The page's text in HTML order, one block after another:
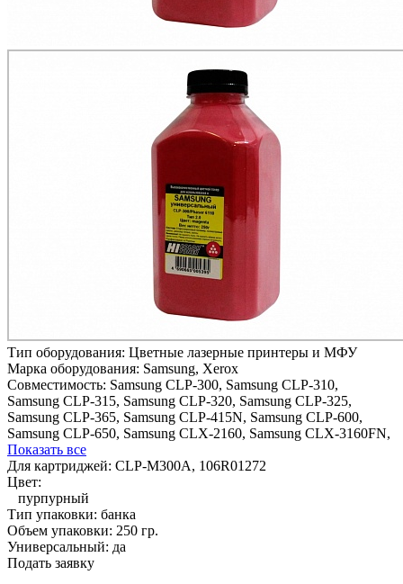
Тип оборудования: Цветные лазерные принтеры и МФУ
Марка оборудования: Samsung, Xerox
Совместимость: Samsung CLP-300, Samsung CLP-310,
Samsung CLP-315, Samsung CLP-320, Samsung CLP-325,
Samsung CLP-365, Samsung CLP-415N, Samsung CLP-600,
Samsung CLP-650, Samsung CLX-2160, Samsung CLX-3160FN,
Показать все
Для картриджей: CLP-M300A, 106R01272
Цвет:
пурпурный
Тип упаковки: банка
Объем упаковки: 250 гр.
Универсальный: да
Подать заявку